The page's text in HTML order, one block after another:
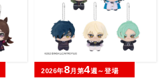
2026年8月第4週～登場